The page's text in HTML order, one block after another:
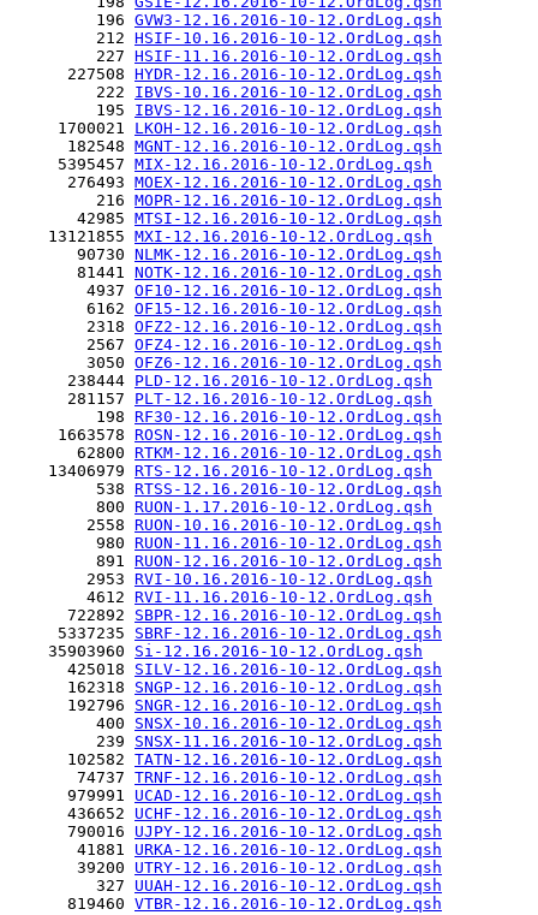
         196
GVW3-12.16.2016-10-12.OrdLog.qsh
         212
HSIF-10.16.2016-10-12.OrdLog.qsh
         227
HSIF-11.16.2016-10-12.OrdLog.qsh
      227508
HYDR-12.16.2016-10-12.OrdLog.qsh
         222
IBVS-10.16.2016-10-12.OrdLog.qsh
         195
IBVS-12.16.2016-10-12.OrdLog.qsh
     1700021
LKOH-12.16.2016-10-12.OrdLog.qsh
      182548
MGNT-12.16.2016-10-12.OrdLog.qsh
     5395457
MIX-12.16.2016-10-12.OrdLog.qsh
      276493
MOEX-12.16.2016-10-12.OrdLog.qsh
         216
MOPR-12.16.2016-10-12.OrdLog.qsh
       42985
MTSI-12.16.2016-10-12.OrdLog.qsh
    13121855
MXI-12.16.2016-10-12.OrdLog.qsh
       90730
NLMK-12.16.2016-10-12.OrdLog.qsh
       81441
NOTK-12.16.2016-10-12.OrdLog.qsh
        4937
OF10-12.16.2016-10-12.OrdLog.qsh
        6162
OF15-12.16.2016-10-12.OrdLog.qsh
        2318
OFZ2-12.16.2016-10-12.OrdLog.qsh
        2567
OFZ4-12.16.2016-10-12.OrdLog.qsh
        3050
OFZ6-12.16.2016-10-12.OrdLog.qsh
      238444
PLD-12.16.2016-10-12.OrdLog.qsh
      281157
PLT-12.16.2016-10-12.OrdLog.qsh
         198
RF30-12.16.2016-10-12.OrdLog.qsh
     1663578
ROSN-12.16.2016-10-12.OrdLog.qsh
       62800
RTKM-12.16.2016-10-12.OrdLog.qsh
    13406979
RTS-12.16.2016-10-12.OrdLog.qsh
         538
RTSS-12.16.2016-10-12.OrdLog.qsh
         800
RUON-1.17.2016-10-12.OrdLog.qsh
        2558
RUON-10.16.2016-10-12.OrdLog.qsh
         980
RUON-11.16.2016-10-12.OrdLog.qsh
         891
RUON-12.16.2016-10-12.OrdLog.qsh
        2953
RVI-10.16.2016-10-12.OrdLog.qsh
        4612
RVI-11.16.2016-10-12.OrdLog.qsh
      722892
SBPR-12.16.2016-10-12.OrdLog.qsh
     5337235
SBRF-12.16.2016-10-12.OrdLog.qsh
    35903960
Si-12.16.2016-10-12.OrdLog.qsh
      425018
SILV-12.16.2016-10-12.OrdLog.qsh
      162318
SNGP-12.16.2016-10-12.OrdLog.qsh
      192796
SNGR-12.16.2016-10-12.OrdLog.qsh
         400
SNSX-10.16.2016-10-12.OrdLog.qsh
         239
SNSX-11.16.2016-10-12.OrdLog.qsh
      102582
TATN-12.16.2016-10-12.OrdLog.qsh
       74737
TRNF-12.16.2016-10-12.OrdLog.qsh
      979991
UCAD-12.16.2016-10-12.OrdLog.qsh
      436652
UCHF-12.16.2016-10-12.OrdLog.qsh
      790016
UJPY-12.16.2016-10-12.OrdLog.qsh
       41881
URKA-12.16.2016-10-12.OrdLog.qsh
       39200
UTRY-12.16.2016-10-12.OrdLog.qsh
         327
UUAH-12.16.2016-10-12.OrdLog.qsh
      819460
VTBR-12.16.2016-10-12.OrdLog.qsh